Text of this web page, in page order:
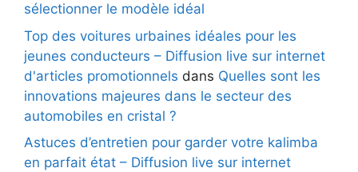
sélectionner le modèle idéal
Top des voitures urbaines idéales pour les
jeunes conducteurs – Diffusion live sur internet
d'articles promotionnels dans Quelles sont les
innovations majeures dans le secteur des
automobiles en cristal ?
Astuces d’entretien pour garder votre kalimba
en parfait état – Diffusion live sur internet